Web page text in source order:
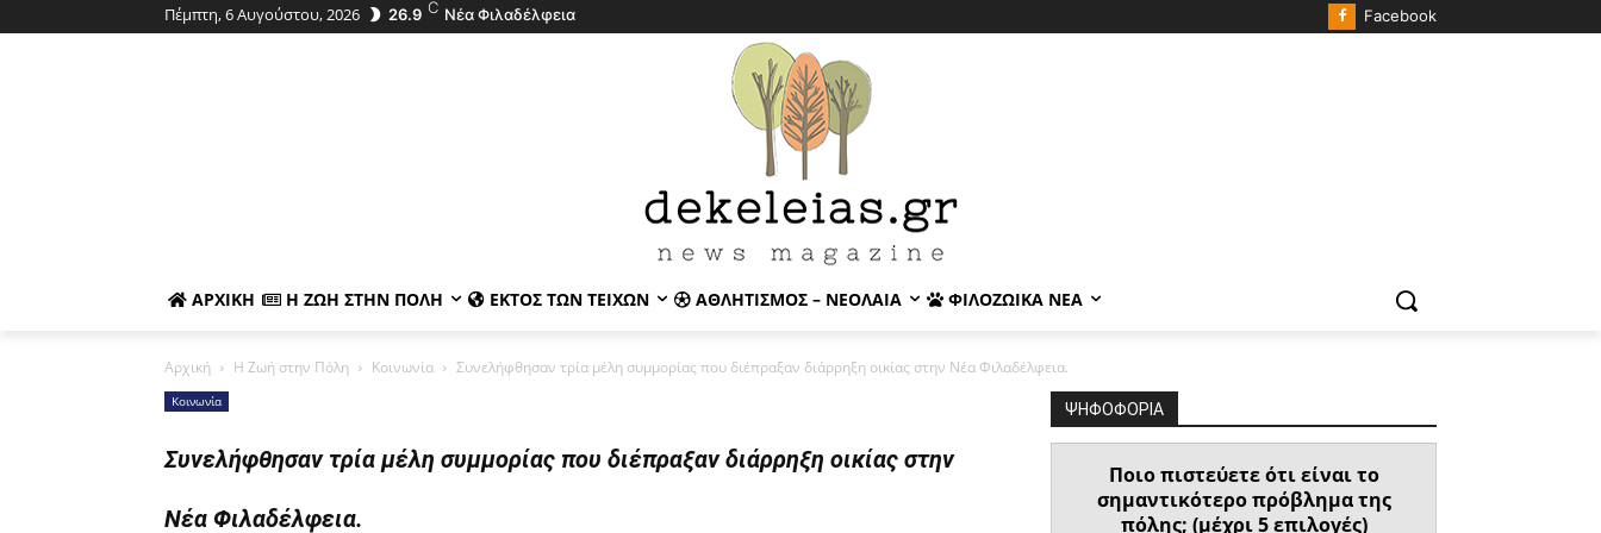
Πέμπτη, 6 Αυγούστου, 2026 26.9 C Νέα Φιλαδέλφεια Facebook
ΑΡΧΙΚΉ Η ΖΩΉ ΣΤΗΝ ΠΌΛΗ ΕΚΤΌΣ ΤΩΝ ΤΕΙΧΏΝ ΑΘΛΗΤΙΣΜΌΣ – ΝΕΟΛΑΊΑ ΦΙΛΟΖΩΙΚΆ ΝΈΑ
Αρχική Η Ζωή στην Πόλη Κοινωνία Συνελήφθησαν τρία μέλη συμμορίας που διέπραξαν διάρρηξη οικίας στην Νέα Φιλαδέλφεια.
Κοινωνία
Συνελήφθησαν τρία μέλη συμμορίας που διέπραξαν διάρρηξη οικίας στην
Νέα Φιλαδέλφεια.
ΨΗΦΟΦΟΡΙΑ
Ποιο πιστεύετε ότι είναι το
σημαντικότερο πρόβλημα της
πόλης; (μέχρι 5 επιλογές)